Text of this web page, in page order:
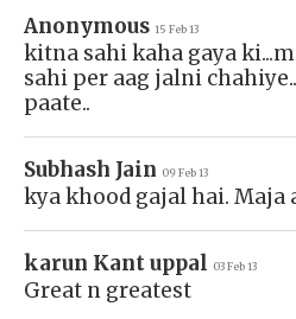
Anonymous 15 Feb 13
kitna sahi kaha gaya
sahi per aag jalni
paate..
Subhash Jain 09 Feb 13
kya khood gajal hai. Maja
karun Kant uppal 03 Feb 13
Great n greatest